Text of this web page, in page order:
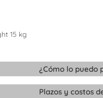
15 kg
¿Cómo lo puedo
Plazos y costos